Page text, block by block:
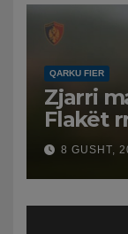
QARKU FIER
Zjarri
Flakët
Policia
në Koilac
8 GUSHT,